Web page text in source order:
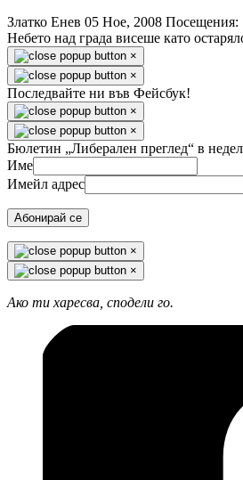
Златко Енев 05 Ное, 2008 Посещения:
Небето над града висеше като
×
×
Последвайте ни във Фейсбук!
×
×
Бюлетин „Либерален преглед“ в
Име
Имейл адрес
Абонирай се
×
×
Ако ти харесва, сподели го.